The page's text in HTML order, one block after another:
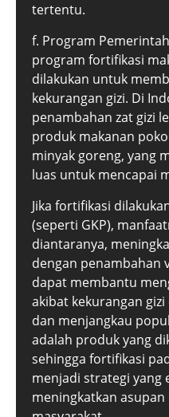
tertentu.
f. Program
program fortifikasi
dilakukan untuk
kekurangan gizi. Di
penambahan zat gizi
produk makanan
minyak goreng, yang
luas untuk mencapai
Jika fortifikasi
(seperti GKP),
diantaranya,
dengan penambahan
dapat membantu
akibat kekurangan
dan menjangkau
adalah produk yang
sehingga fortifikasi
menjadi strategi yang
meningkatkan